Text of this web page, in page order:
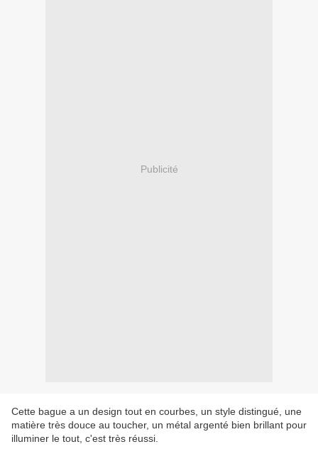
Publicité
Cette bague a un design tout en courbes, un style distingué, une
matière très douce au toucher, un métal argenté bien brillant pour
illuminer le tout, c'est très réussi.